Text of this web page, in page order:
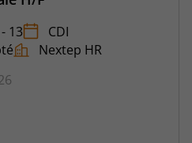
13
CDI
Nextep HR